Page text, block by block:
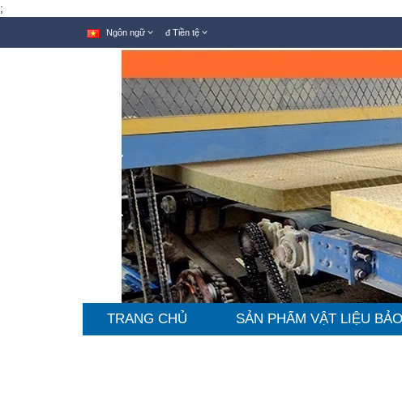
;
Ngôn ngữ đ Tiền tệ
TRANG CHỦ SẢN PHẨM VẬT LIỆU